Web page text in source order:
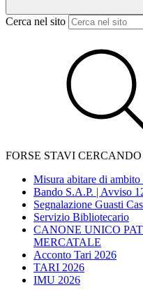
Cerca nel sito
FORSE STAVI CERCANDO
Misura abitare di
Bando S.A.P. | Avviso
Segnalazione Guasti
Servizio Bibliotecario
CANONE UNICO
MERCATALE
Acconto Tari 2026
TARI 2026
IMU 2026